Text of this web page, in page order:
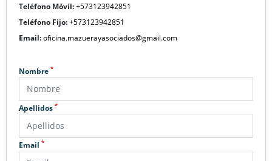
Teléfono Móvil:+573123942851
Teléfono Fijo:+573123942851
Email:oficina.mazuerayasociados@gmail.com
Nombre *
Apellidos *
Email *